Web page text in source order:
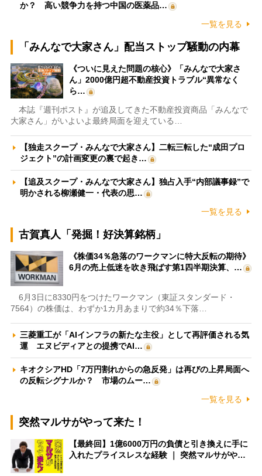
か？ 高い競争力を持つ中国の医薬品…
一覧を見る
「みんなで大家さん」配当ストップ騒動の内幕
《ついに見えた問題の核心》「みんなで大家さ
ん」2000億円超不動産投資トラブル“異常なく
ら…
本誌『週刊ポスト』が追及してきた不動産投資商品「みんなで
大家さん」がいよいよ最終局面を迎えている…
【独走スクープ・みんなで大家さん】二転三転した“成田プロ
ジェクト”の計画変更の裏で起き…
【追及スクープ・みんなで大家さん】独占入手“内部議事録”で
明かされる柳瀬健一・代表の思…
一覧を見る
古賀真人「発掘！好決算銘柄」
《株価34％急落のワークマンに特大反転の期待》
6月の売上低迷を吹き飛ばす第1四半期決算、…
6月3日に8330円をつけたワークマン（東証スタンダード・
7564）の株価は、わずか1カ月あまりで約34％下落…
三菱重工が「AIインフラの新たな主役」として再評価される気
運 エヌビディアとの提携でAI…
キオクシアHD「7万円割れからの急反発」は再びの上昇局面へ
の反転シグナルか？ 市場のムー…
一覧を見る
突然マルサがやって来た！
【最終回】1億6000万円の負債と引き換えに手に
入れたプライスレスな経験 ｜ 突然マルサがや…